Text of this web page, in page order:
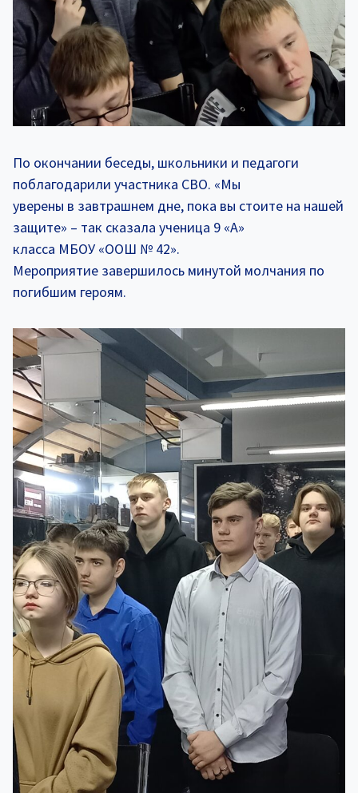
По окончании беседы, школьники и педагоги
поблагодарили участника СВО. «Мы
уверены в завтрашнем дне, пока вы стоите на нашей
защите» – так сказала ученица 9 «А»
класса МБОУ «ООШ № 42».
Мероприятие завершилось минутой молчания по
погибшим героям.